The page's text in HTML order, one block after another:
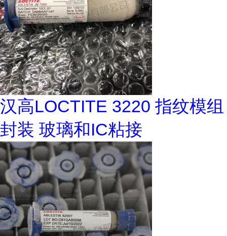
汉高LOCTITE 3220 指纹模组
封装 玻璃和IC粘接